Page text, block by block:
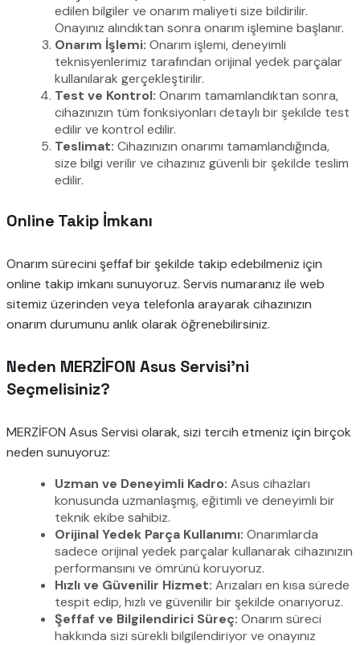
edilen bilgiler ve onarım maliyeti size bildirilir.
Onayınız alındıktan sonra onarım işlemine başlanır.
Onarım İşlemi: Onarım işlemi, deneyimli
teknisyenlerimiz tarafından orijinal yedek parçalar
kullanılarak gerçekleştirilir.
Test ve Kontrol: Onarım tamamlandıktan sonra,
cihazınızın tüm fonksiyonları detaylı bir şekilde test
edilir ve kontrol edilir.
Teslimat: Cihazınızın onarımı tamamlandığında,
size bilgi verilir ve cihazınız güvenli bir şekilde teslim
edilir.
Online Takip İmkanı
Onarım sürecini şeffaf bir şekilde takip edebilmeniz için
online takip imkanı sunuyoruz. Servis numaranız ile web
sitemiz üzerinden veya telefonla arayarak cihazınızın
onarım durumunu anlık olarak öğrenebilirsiniz.
Neden MERZİFON Asus Servisi’ni
Seçmelisiniz?
MERZİFON Asus Servisi olarak, sizi tercih etmeniz için birçok
neden sunuyoruz:
Uzman ve Deneyimli Kadro: Asus cihazları
konusunda uzmanlaşmış, eğitimli ve deneyimli bir
teknik ekibe sahibiz.
Orijinal Yedek Parça Kullanımı: Onarımlarda
sadece orijinal yedek parçalar kullanarak cihazınızın
performansını ve ömrünü koruyoruz.
Hızlı ve Güvenilir Hizmet: Arızaları en kısa sürede
tespit edip, hızlı ve güvenilir bir şekilde onarıyoruz.
Şeffaf ve Bilgilendirici Süreç: Onarım süreci
hakkında sizi sürekli bilgilendiriyor ve onayınız